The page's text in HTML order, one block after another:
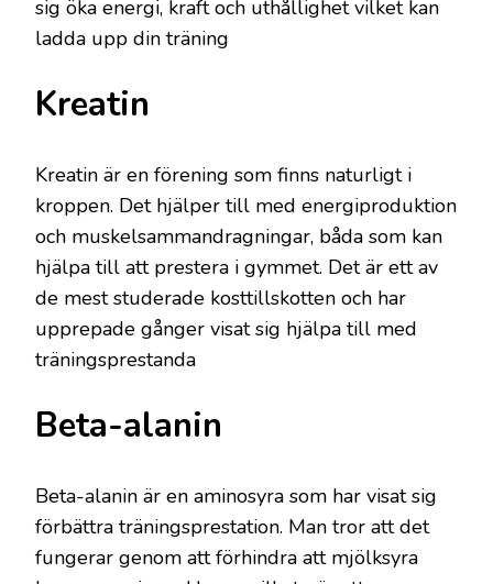
sig öka energi, kraft och uthållighet vilket kan
ladda upp din träning
Kreatin
Kreatin är en förening som finns naturligt i
kroppen. Det hjälper till med energiproduktion
och muskelsammandragningar, båda som kan
hjälpa till att prestera i gymmet. Det är ett av
de mest studerade kosttillskotten och har
upprepade gånger visat sig hjälpa till med
träningsprestanda
Beta-alanin
Beta-alanin är en aminosyra som har visat sig
förbättra träningsprestation. Man tror att det
fungerar genom att förhindra att mjölksyra